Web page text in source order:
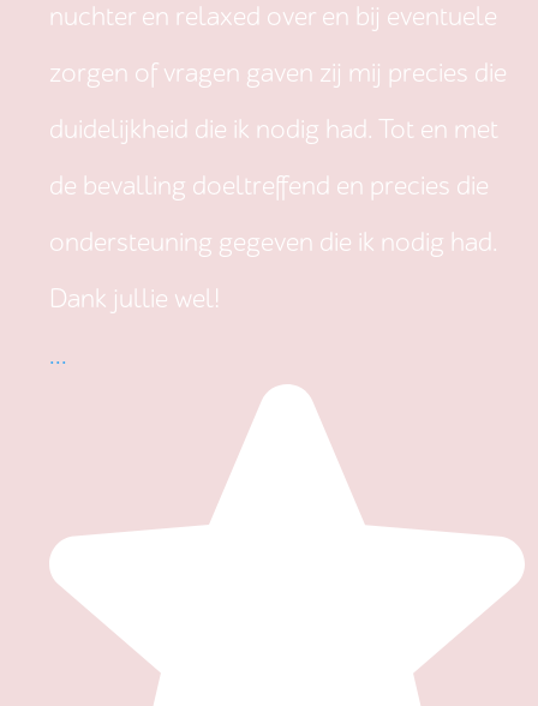
nuchter en relaxed over en bij eventuele
zorgen of vragen gaven zij mij precies die
duidelijkheid die ik nodig had. Tot en met
de bevalling doeltreffend en precies die
ondersteuning gegeven die ik nodig had.
Dank jullie wel!
...